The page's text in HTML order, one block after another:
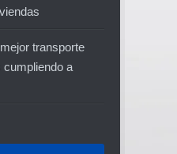
transporte
cumpliendo a